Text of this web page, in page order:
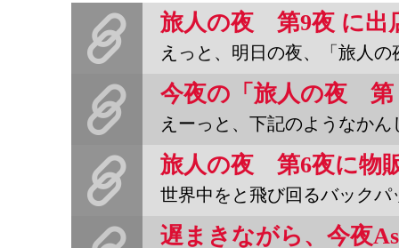
えっと、明日の夜、「旅人の夜」に出店します。というか遊びにゆ
えーっと、下記のようなかんじだそうです。（主催者の片岡さんの
世界中をと飛び回るバックパッカーも、旅に憧れるパッカー予備軍も